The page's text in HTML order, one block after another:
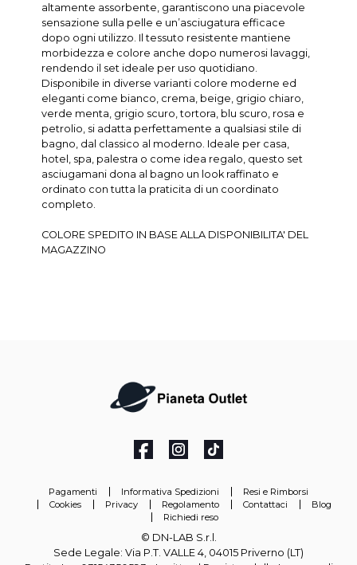
altamente assorbente, garantiscono una piacevole
sensazione sulla pelle e un’asciugatura efficace
dopo ogni utilizzo. Il tessuto resistente mantiene
morbidezza e colore anche dopo numerosi lavaggi,
rendendo il set ideale per uso quotidiano.
Disponibile in diverse varianti colore moderne ed
eleganti come bianco, crema, beige, grigio chiaro,
verde menta, grigio scuro, tortora, blu scuro, rosa e
petrolio, si adatta perfettamente a qualsiasi stile di
bagno, dal classico al moderno. Ideale per casa,
hotel, spa, palestra o come idea regalo, questo set
asciugamani dona al bagno un look raffinato e
ordinato con tutta la praticita di un coordinato
completo.
COLORE SPEDITO IN BASE ALLA DISPONIBILITA' DEL
MAGAZZINO
Pagamenti Informativa Spedizioni
Resi e Rimborsi
Cookies
Privacy Regolamento Contattaci
Blog
Richiedi reso
© DN-LAB S.r.l.
Sede Legale: Via P.T. VALLE 4, 04015 Priverno (LT)